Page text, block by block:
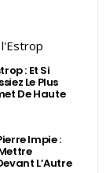
: Et Si
Le Plus
De Haute
Impie :
L’Autre